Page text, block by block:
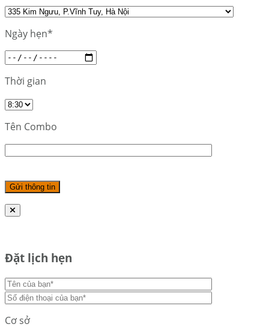
Ngày hẹn*
Thời gian
Tên Combo
Đặt lịch hẹn
Cơ sở